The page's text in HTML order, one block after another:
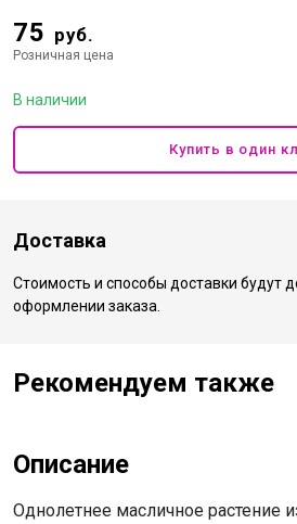
75 руб.
Розничная цена
В наличии
Купить в один
Доставка
Стоимость и способы доставки будут
оформлении заказа.
Рекомендуем также
Описание
Однолетнее масличное растение